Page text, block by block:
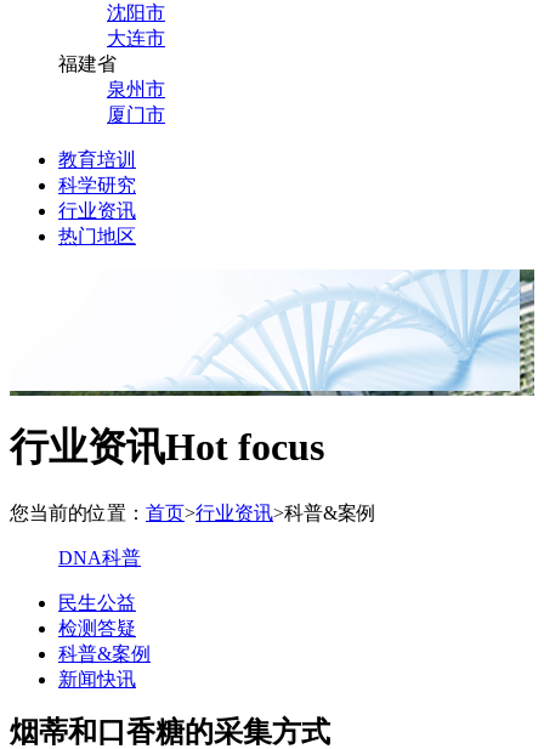
沈阳市
大连市
福建省
泉州市
厦门市
教育培训
科学研究
行业资讯
热门地区
行业资讯Hot focus
您当前的位置： 首页>行业资讯>科普&案例
DNA科普
民生公益
检测答疑
科普&案例
新闻快讯
烟蒂和口香糖的采集方式